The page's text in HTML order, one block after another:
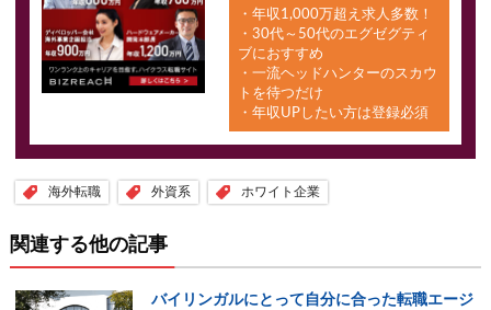
・年収1,000万超え求人多数！
・30代～50代のエグゼグティ
ブにおすすめ
・一流ヘッドハンターのスカウ
トを待つだけ
・年収UPしたい方は登録必須
海外転職 外資系 ホワイト企業
関連する他の記事
バイリンガルにとって自分に合った転職エージ